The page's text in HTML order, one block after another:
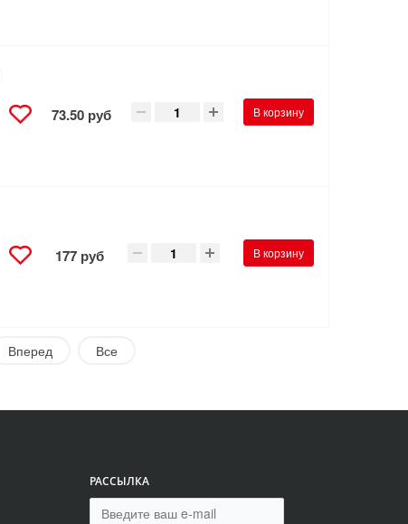
73.50 руб В корзину
177 руб В корзину
Вперед Все
РАССЫЛКА